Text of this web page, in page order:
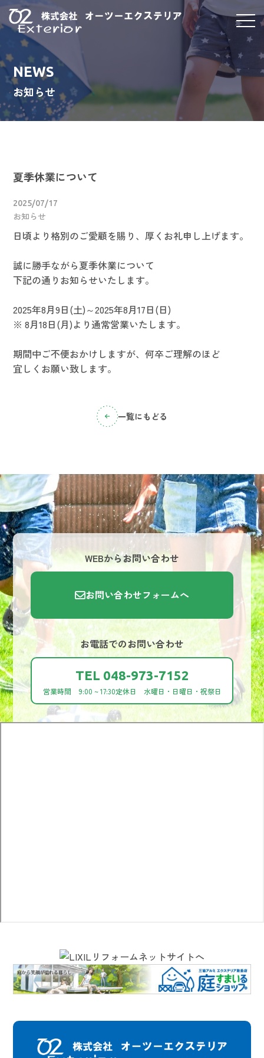
NEWS
お知らせ
夏季休業について
2025/07/17
お知らせ
日頃より格別のご愛顧を賜り、厚くお礼申し上げます。
誠に勝手ながら夏季休業について
下記の通りお知らせいたします。
2025年8月9日(土)～2025年8月17日(日)
※ 8月18日(月)より通常営業いたします。
期間中ご不便おかけしますが、何卒ご理解のほど
宜しくお願い致します。
一覧にもどる
WEBからお問い合わせ
お問い合わせフォームへ
お電話でのお問い合わせ
TEL 048-973-7152
営業時間 9:00 ~ 17:30定休日 水曜日・日曜日・祝祭日